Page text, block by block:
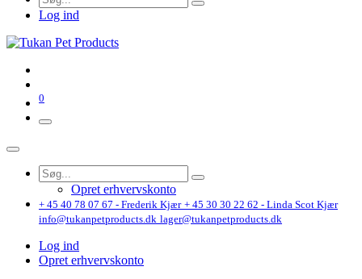
Log ind
0
Opret erhvervskonto
+ 45 40 78 07 67 - Frederik Kjær + 45 30 30 22 62 - Linda Scot Kjær
info@tukanpetproducts.dk lager@tukanpetproducts.dk
Log ind
Opret erhvervskonto